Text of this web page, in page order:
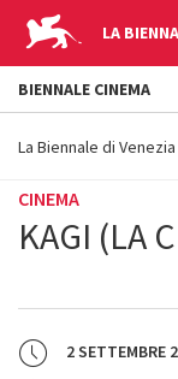
LA
YOUR
ARE
La Biennale di Venezia
CINEMA
KAGI (LA
2 SETTEMBRE
BIENNALE CINEMA